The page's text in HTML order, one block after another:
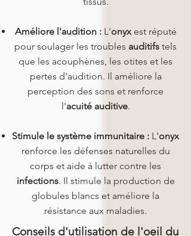
Améliore l'audition : L'onyxest réputé
pour soulager les troubles auditifs tels
que les acouphènes, les otites et les
pertes d'audition. Il améliore la
perception des sons et renforce
l'acuité auditive.
Stimule le système immunitaire : L'onyx
renforce les défenses naturelles du
corps et aide à lutter contre les
infections. Il stimule la production de
globules blancs et améliore la
résistance aux maladies.
Conseils d'utilisation de l'oeil du